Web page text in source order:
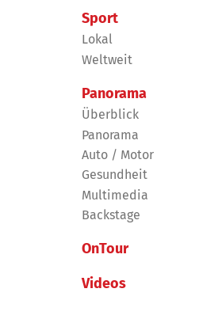
Sport
Lokal
Weltweit
Panorama
Überblick
Panorama
Auto / Motor
Gesundheit
Multimedia
Backstage
OnTour
Videos